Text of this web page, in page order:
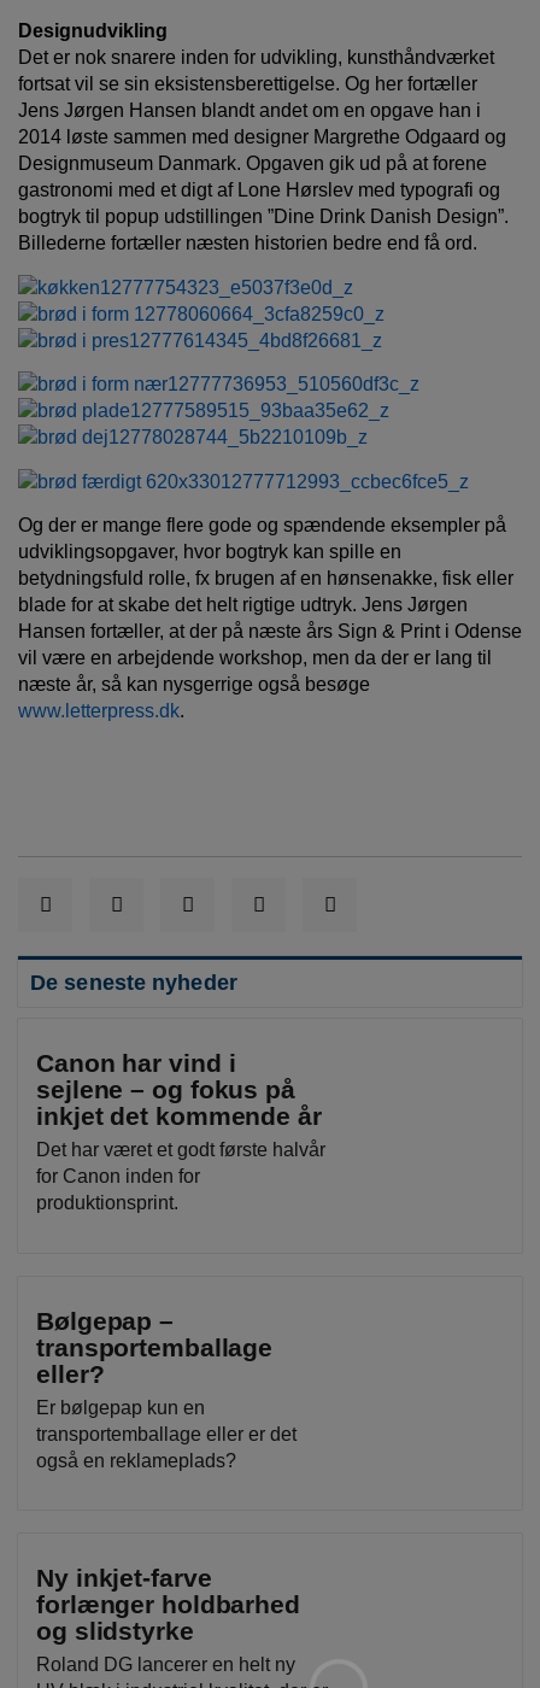
Designudvikling
Det er nok snarere inden for udvikling, kunsthåndværket
fortsat vil se sin eksistensberettigelse. Og her fortæller
Jens Jørgen Hansen blandt andet om en opgave han i
2014 løste sammen med designer Margrethe Odgaard og
Designmuseum Danmark. Opgaven gik ud på at forene
gastronomi med et digt af Lone Hørslev med typografi og
bogtryk til popup udstillingen ”Dine Drink Danish Design”.
Billederne fortæller næsten historien bedre end få ord.
Og der er mange flere gode og spændende eksempler på
udviklingsopgaver, hvor bogtryk kan spille en
betydningsfuld rolle, fx brugen af en hønsenakke, fisk eller
blade for at skabe det helt rigtige udtryk. Jens Jørgen
Hansen fortæller, at der på næste års Sign & Print i Odense
vil være en arbejdende workshop, men da der er lang til
næste år, så kan nysgerrige også besøge
www.letterpress.dk.
De seneste nyheder
Canon har vind i
sejlene – og fokus på
inkjet det kommende år
Det har været et godt første halvår
for Canon inden for
produktionsprint.
Bølgepap –
transportemballage
eller?
Er bølgepap kun en
transportemballage eller er det
også en reklameplads?
Ny inkjet-farve
forlænger holdbarhed
og slidstyrke
Roland DG lancerer en helt ny